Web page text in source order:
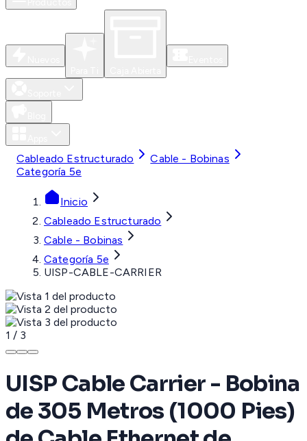
Cableado Estructurado
Cable - Bobinas
Categoría 5e
Inicio
Cableado Estructurado
Cable - Bobinas
Categoría 5e
UISP-CABLE-CARRIER
1 / 3
UISP Cable Carrier - Bobina
de 305 Metros (1000 Pies)